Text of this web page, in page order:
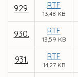
929. RTF
13,48 KB
930. RTF
13,59 KB
931. RTF
14,27 KB